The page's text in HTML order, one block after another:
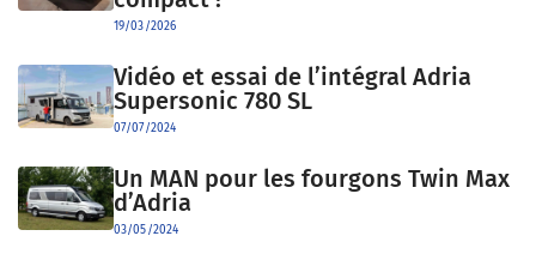
19/03/2026
Vidéo et essai de l’intégral Adria
Supersonic 780 SL
07/07/2024
Un MAN pour les fourgons Twin Max
d’Adria
03/05/2024